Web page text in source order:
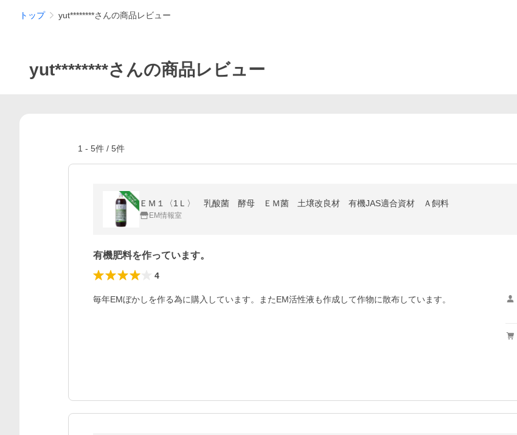
トップ yut********さんの商品レビュー
yut********さんの商品レビュー
1 - 5件 / 5件
ＥＭ１〈1Ｌ〉 乳酸菌 酵母 ＥＭ菌 土壌改良材 有機JAS適合資材 Ａ飼料
EM情報室
有機肥料を作っています。
4
毎年EMぼかしを作る為に購入しています。またEM活性液も作成して作物に散布しています。